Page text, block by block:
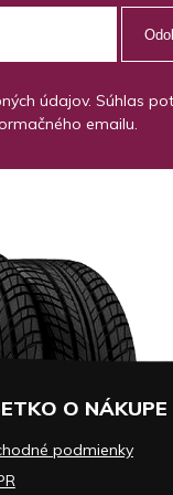
údajov. Súhlas
emailu.
O NÁKUPE
podmienky